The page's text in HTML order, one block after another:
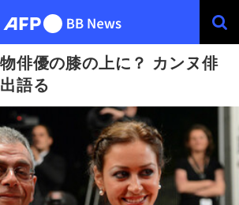
俳優の膝の上に？ カンヌ俳
語る